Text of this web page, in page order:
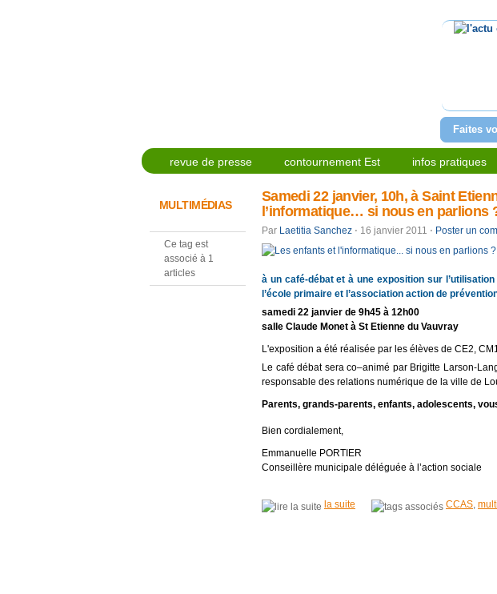
Faites
revue de presse contournement Est infos pratiques
MULTIMÉDIAS
Ce tag est
associé à 1
articles
Samedi 22 janvier, 10h, à Saint
l’informatique… si nous en parlions
Par Laetitia Sanchez ⋅ 16 janvier 2011 ⋅ Poster un
à un café-débat et à une exposition sur
l’école primaire et l’association action de
samedi 22 janvier de 9h45 à 12h00
salle Claude Monet à St Etienne du Vauvray
L'exposition a été réalisée par les élèves de CE2,
Le café débat sera co–animé par Brigitte Larson-
responsable des relations numérique de la ville de
Parents, grands-parents, enfants, adolescents,
Bien cordialement,
Emmanuelle PORTIER
Conseillère municipale déléguée à l’action sociale
la suite CCAS,